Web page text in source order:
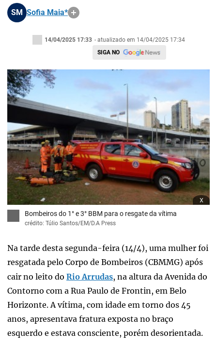
SM Sofia Maia*
14/04/2025 17:33 - atualizado em 14/04/2025 17:34
SIGA NO
x
Bombeiros do 1° e 3° BBM para o resgate da vítima
crédito: Túlio Santos/EM/D.A Press
Na tarde desta segunda-feira (14/4), uma mulher foi
resgatada pelo Corpo de Bombeiros (CBMMG) após
cair no leito do Rio Arrudas, na altura da Avenida do
Contorno com a Rua Paulo de Frontin, em Belo
Horizonte. A vítima, com idade em torno dos 45
anos, apresentava fratura exposta no braço
esquerdo e estava consciente, porém desorientada.